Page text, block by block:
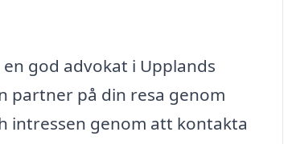
god advokat i Upplands
partner på din resa genom
intressen genom att kontakta